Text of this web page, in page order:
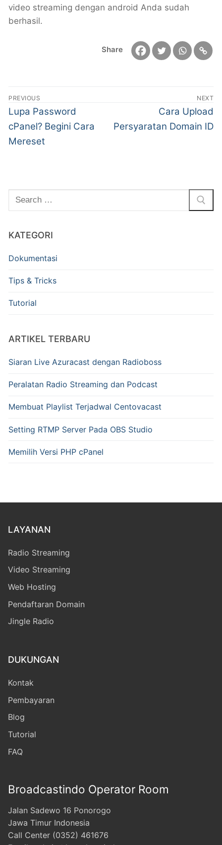
video streaming dengan android Anda sudah
berhasil.
Share
PREVIOUS
Lupa Password
cPanel? Begini Cara
Mereset
NEXT
Cara Upload
Persyaratan Domain ID
KATEGORI
Dokumentasi
Tips & Tricks
Tutorial
ARTIKEL TERBARU
Siaran Live Azuracast dengan Radioboss
Peralatan Radio Streaming dan Podcast
Membuat Playlist Terjadwal Centovacast
Setting RTMP Server Pada OBS Studio
Memilih Versi PHP cPanel
LAYANAN
Radio Streaming
Video Streaming
Web Hosting
Pendaftaran Domain
Jingle Radio
DUKUNGAN
Kontak
Pembayaran
Blog
Tutorial
FAQ
Broadcastindo Operator Room
Jalan Sadewo 16 Ponorogo
Jawa Timur Indonesia
Call Center (0352) 461676